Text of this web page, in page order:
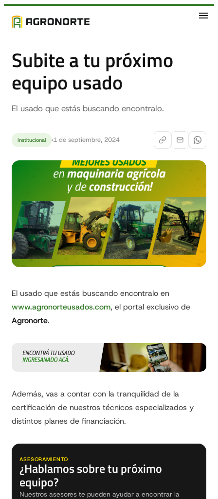
Subite a tu próximo
equipo usado
El usado que estás buscando encontralo.
Institucional 1 de septiembre, 2024
El usado que estás buscando encontralo en
www.agronorteusados.com, el portal exclusivo de
Agronorte.
Además, vas a contar con la tranquilidad de la
certificación de nuestros técnicos especializados y
distintos planes de financiación.
ASESORAMIENTO
¿Hablamos sobre tu próximo
equipo?
Nuestros asesores te pueden ayudar a encontrar la